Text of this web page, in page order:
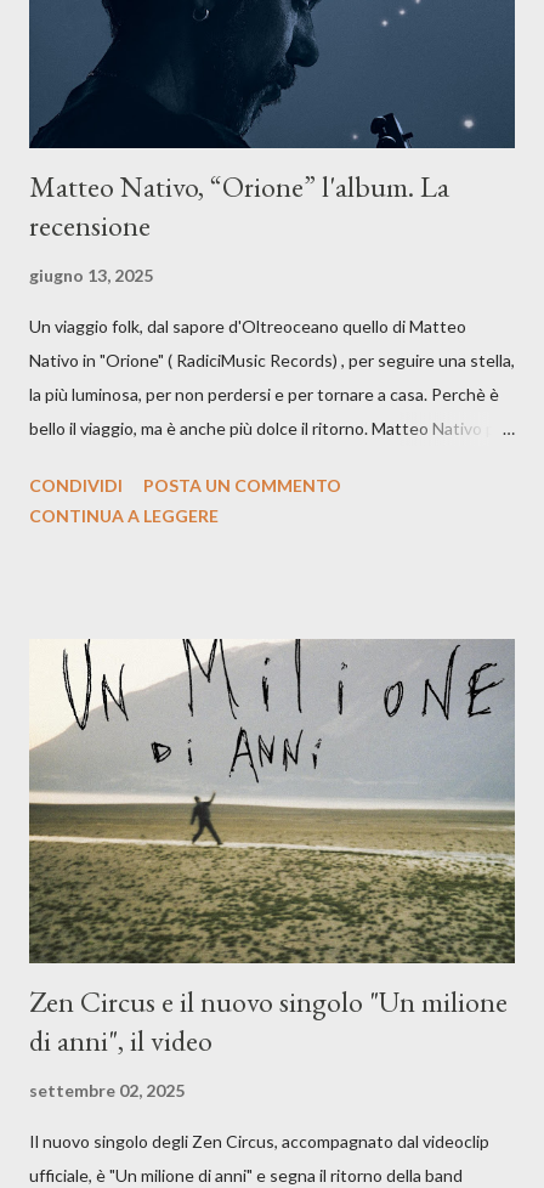
artistico con una composizi...
Matteo Nativo, “Orione” l'album. La
recensione
giugno 13, 2025
Un viaggio folk, dal sapore d'Oltreoceano quello di Matteo
Nativo in "Orione" ( RadiciMusic Records) , per seguire una stella,
la più luminosa, per non perdersi e per tornare a casa. Perchè è
bello il viaggio, ma è anche più dolce il ritorno. Matteo Nativo per
indubbiamente matura e consapevole oltre che con ottimi
Dicevamo. Ed è da qui che il nostro inizia questo concept
musicale, con " Che ora è" , raccontando la separazione dalla
moglie, del senso di sconfitta e del caldo afoso che opprime,
giusta condizione di sopraffazione: "Non so che ora è, che giorno
è, di questa estate che...". E' raro fare uscire come singolo una
cover, ma...
CONDIVIDI
POSTA UN COMMENTO
CONTINUA A LEGGERE
Zen Circus e il nuovo singolo "Un milione
di anni", il video
settembre 02, 2025
Il nuovo singolo degli Zen Circus, accompagnato dal videoclip
ufficiale, è "Un milione di anni" e segna il ritorno della band